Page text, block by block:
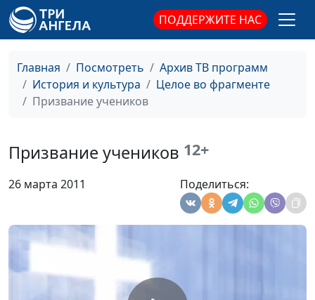
ПОДДЕРЖИТЕ НАС
Главная Посмотреть
Архив ТВ программ
История и культура
Целое во фрагменте
Призвание учеников
Призвание учеников 12+
26 марта 2011 Поделиться:
богословия
Христос —
повелитель природы
Татьяна Викторовна
Лебедева, магистр
богословия
#93
Чудеса воскрешения
Татьяна Викторовна
Чудесные исцеления
Лебедева, магистр
богословия
Христос в доме
Марфы и Марии
богословия
Христос и самарянка
Татьяна Викторовна